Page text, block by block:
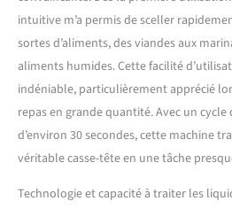
à moins
de
haut de
vide est
plus
intuitive m’a permis de sceller
sortes d’aliments, des viandes aux
aliments humides. Cette facilité
indéniable, particulièrement apprécié
repas en grande quantité. Avec un
d’environ 30 secondes, cette machine
véritable casse-tête en une tâche
Technologie et capacité à traiter les